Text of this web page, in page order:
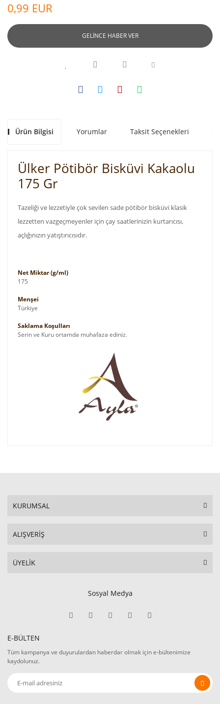
0,99 EUR
GELİNCE HABER VER
Ürün Bilgisi Yorumlar Taksit Seçenekleri
Ülker Pötibör Bisküvi Kakaolu
175 Gr
Tazeliği ve lezzetiyle çok sevilen sade pötibör bisküvi klasik
lezzetten vazgeçmeyenler için çay saatlerinizin kurtarıcısı,
açlığınızın yatıştırıcısıdır.
Net Miktar (g/ml)
175
Menşei
Türkiye
Saklama Koşulları
Serin ve Kuru ortamda muhafaza ediniz.
KURUMSAL
ALIŞVERİŞ
ÜYELİK
Sosyal Medya
E-BÜLTEN
Tüm kampanya ve duyurulardan haberdar olmak için e-bültenimize
kaydolunuz.